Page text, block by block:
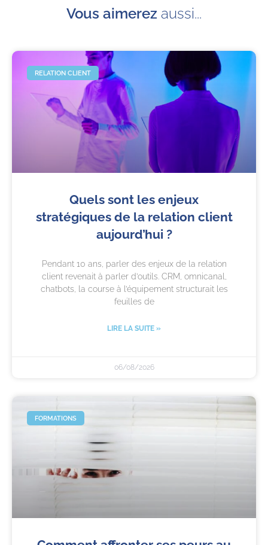
Vous aimerez aussi...
RELATION CLIENT
Quels sont les enjeux
stratégiques de la relation client
aujourd’hui ?
Pendant 10 ans, parler des enjeux de la relation
client revenait à parler d’outils. CRM, omnicanal,
chatbots, la course à l’équipement structurait les
feuilles de
LIRE LA SUITE »
06/08/2026
FORMATIONS